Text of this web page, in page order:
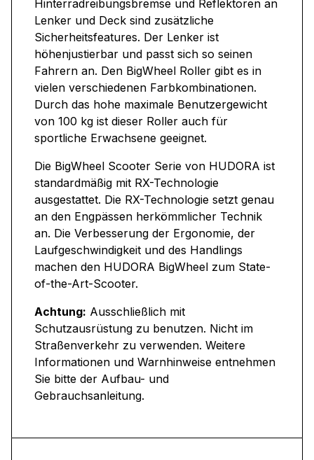
Hinterradreibungsbremse und Reflektoren an
Lenker und Deck sind zusätzliche
Sicherheitsfeatures. Der Lenker ist
höhenjustierbar und passt sich so seinen
Fahrern an. Den BigWheel Roller gibt es in
vielen verschiedenen Farbkombinationen.
Durch das hohe maximale Benutzergewicht
von 100 kg ist dieser Roller auch für
sportliche Erwachsene geeignet.
Die BigWheel Scooter Serie von HUDORA ist
standardmäßig mit RX-Technologie
ausgestattet. Die RX-Technologie setzt genau
an den Engpässen herkömmlicher Technik
an. Die Verbesserung der Ergonomie, der
Laufgeschwindigkeit und des Handlings
machen den HUDORA BigWheel zum State-
of-the-Art-Scooter.
Achtung: Ausschließlich mit
Schutzausrüstung zu benutzen. Nicht im
Straßenverkehr zu verwenden. Weitere
Informationen und Warnhinweise entnehmen
Sie bitte der Aufbau- und
Gebrauchsanleitung.